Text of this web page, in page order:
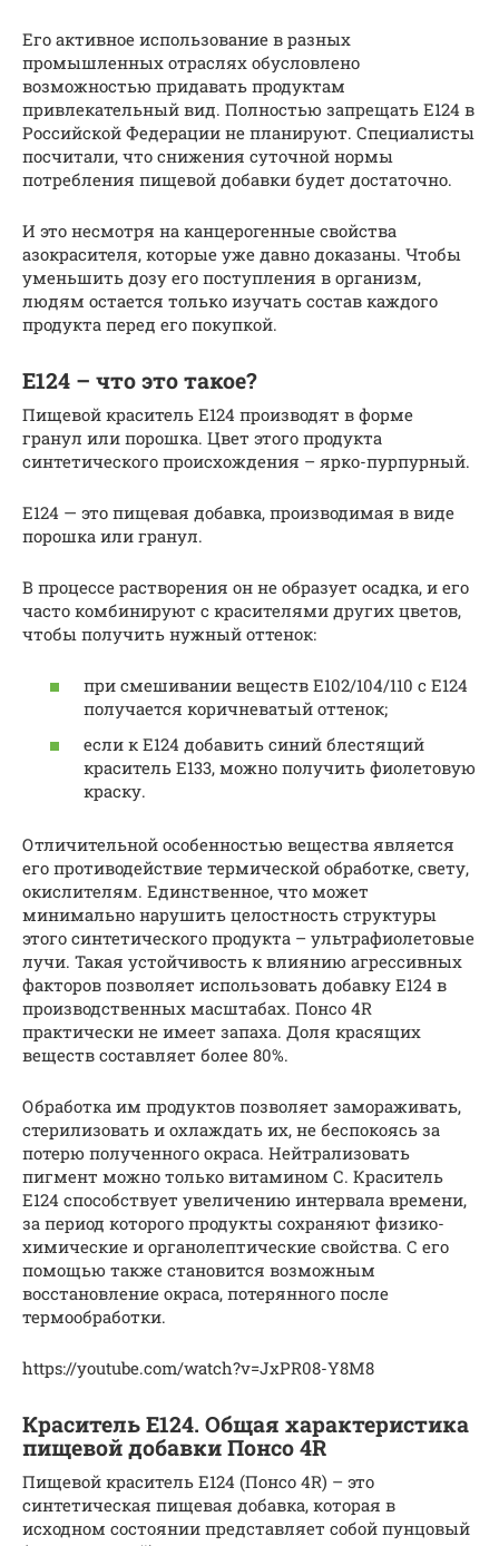
Его активное использование в разных
промышленных отраслях обусловлено
возможностью придавать продуктам
привлекательный вид. Полностью запрещать Е124 в
Российской Федерации не планируют. Специалисты
посчитали, что снижения суточной нормы
потребления пищевой добавки будет достаточно.
И это несмотря на канцерогенные свойства
азокрасителя, которые уже давно доказаны. Чтобы
уменьшить дозу его поступления в организм,
людям остается только изучать состав каждого
продукта перед его покупкой.
Е124 – что это такое?
Пищевой краситель Е124 производят в форме
гранул или порошка. Цвет этого продукта
синтетического происхождения – ярко-пурпурный.
Е124 — это пищевая добавка, производимая в виде
порошка или гранул.
В процессе растворения он не образует осадка, и его
часто комбинируют с красителями других цветов,
чтобы получить нужный оттенок:
при смешивании веществ Е102/104/110 с Е124
получается коричневатый оттенок;
если к Е124 добавить синий блестящий
краситель Е133, можно получить фиолетовую
краску.
Отличительной особенностью вещества является
его противодействие термической обработке, свету,
окислителям. Единственное, что может
минимально нарушить целостность структуры
этого синтетического продукта – ультрафиолетовые
лучи. Такая устойчивость к влиянию агрессивных
факторов позволяет использовать добавку Е124 в
производственных масштабах. Понсо 4R
практически не имеет запаха. Доля красящих
веществ составляет более 80%.
Обработка им продуктов позволяет замораживать,
стерилизовать и охлаждать их, не беспокоясь за
потерю полученного окраса. Нейтрализовать
пигмент можно только витамином С. Краситель
Е124 способствует увеличению интервала времени,
за период которого продукты сохраняют физико-
химические и органолептические свойства. С его
помощью также становится возможным
восстановление окраса, потерянного после
термообработки.
https://youtube.com/watch?v=JxPR08-Y8M8
Краситель Е124. Общая характеристика
пищевой добавки Понсо 4R
Пищевой краситель E124 (Понсо 4R) – это
синтетическая пищевая добавка, которая в
исходном состоянии представляет собой пунцовый